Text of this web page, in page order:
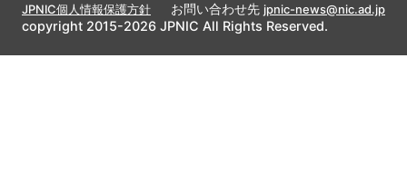
JPNIC個人情報保護方針 お問い合わせ先 jpnic-news@nic.ad.jp
copyright 2015-2026 JPNIC All Rights Reserved.